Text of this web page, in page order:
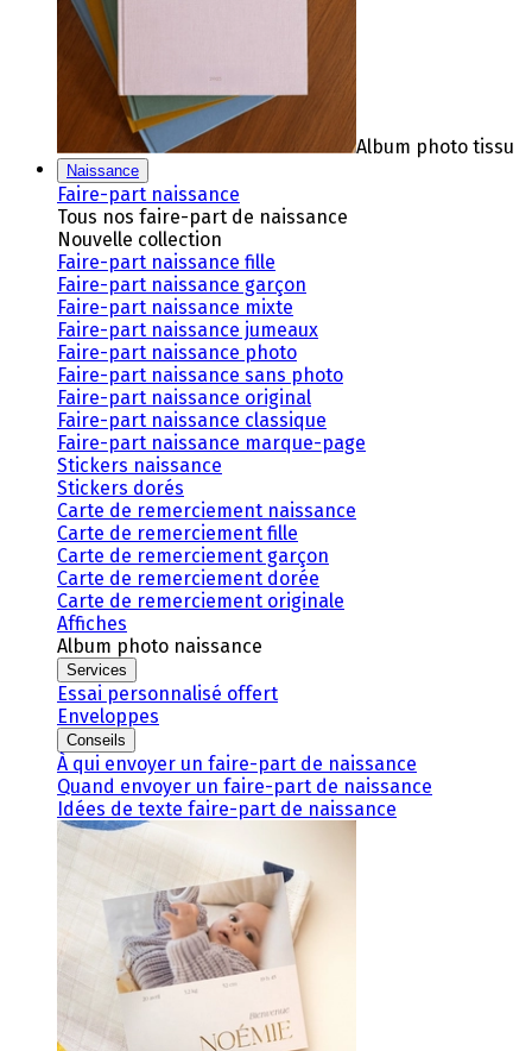
Album photo tissu
Naissance
Faire-part naissance
Tous nos faire-part de naissance
Nouvelle collection
Faire-part naissance fille
Faire-part naissance garçon
Faire-part naissance mixte
Faire-part naissance jumeaux
Faire-part naissance photo
Faire-part naissance sans photo
Faire-part naissance original
Faire-part naissance classique
Faire-part naissance marque-page
Stickers naissance
Stickers dorés
Carte de remerciement naissance
Carte de remerciement fille
Carte de remerciement garçon
Carte de remerciement dorée
Carte de remerciement originale
Affiches
Album photo naissance
Services
Essai personnalisé offert
Enveloppes
Conseils
À qui envoyer un faire-part de naissance
Quand envoyer un faire-part de naissance
Idées de texte faire-part de naissance